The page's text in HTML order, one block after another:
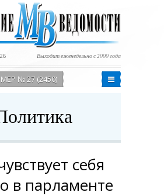
Выходит еженедельно с 2000 года
№ 27 (2450)
себя
в парламенте